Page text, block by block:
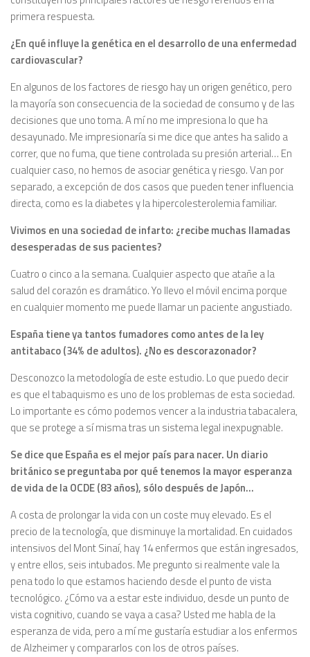
primera respuesta.
¿En qué influye la genética en el desarrollo de una enfermedad
cardiovascular?
En algunos de los factores de riesgo hay un origen genético, pero
la mayoría son consecuencia de la sociedad de consumo y de las
decisiones que uno toma. A mí no me impresiona lo que ha
desayunado. Me impresionaría si me dice que antes ha salido a
correr, que no fuma, que tiene controlada su presión arterial… En
cualquier caso, no hemos de asociar genética y riesgo. Van por
separado, a excepción de dos casos que pueden tener influencia
directa, como es la diabetes y la hipercolesterolemia familiar.
Vivimos en una sociedad de infarto: ¿recibe muchas llamadas
desesperadas de sus pacientes?
Cuatro o cinco a la semana. Cualquier aspecto que atañe a la
salud del corazón es dramático. Yo llevo el móvil encima porque
en cualquier momento me puede llamar un paciente angustiado.
España tiene ya tantos fumadores como antes de la ley
antitabaco (34% de adultos). ¿No es descorazonador?
Desconozco la metodología de este estudio. Lo que puedo decir
es que el tabaquismo es uno de los problemas de esta sociedad.
Lo importante es cómo podemos vencer a la industria tabacalera,
que se protege a sí misma tras un sistema legal inexpugnable.
Se dice que España es el mejor país para nacer. Un diario
británico se preguntaba por qué tenemos la mayor esperanza
de vida de la OCDE (83 años), sólo después de Japón…
A costa de prolongar la vida con un coste muy elevado. Es el
precio de la tecnología, que disminuye la mortalidad. En cuidados
intensivos del Mont Sinaí, hay 14 enfermos que están ingresados,
y entre ellos, seis intubados. Me pregunto si realmente vale la
pena todo lo que estamos haciendo desde el punto de vista
tecnológico. ¿Cómo va a estar este individuo, desde un punto de
vista cognitivo, cuando se vaya a casa? Usted me habla de la
esperanza de vida, pero a mí me gustaría estudiar a los enfermos
de Alzheimer y compararlos con los de otros países.